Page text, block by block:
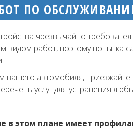
ПО
чрезвычайно
видом работ, поэтому попытка
вашего автомобиля,
услуг для устранения
в этом плане имеет